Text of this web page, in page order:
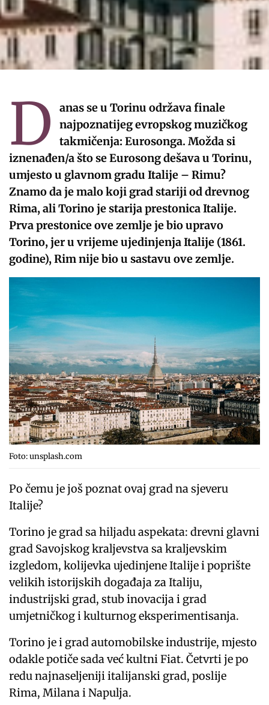
D
anas se u Torinu održava finale
najpoznatijeg evropskog muzičkog
takmičenja: Eurosonga. Možda si
iznenađen/a što se Eurosong dešava u Torinu,
umjesto u glavnom gradu Italije – Rimu?
Znamo da je malo koji grad stariji od drevnog
Rima, ali Torino je starija prestonica Italije.
Prva prestonice ove zemlje je bio upravo
Torino, jer u vrijeme ujedinjenja Italije (1861.
godine), Rim nije bio u sastavu ove zemlje.
Foto: unsplash.com
Po čemu je još poznat ovaj grad na sjeveru
Italije?
Torino je grad sa hiljadu aspekata: drevni glavni
grad Savojskog kraljevstva sa kraljevskim
izgledom, kolijevka ujedinjene Italije i poprište
velikih istorijskih događaja za Italiju,
industrijski grad, stub inovacija i grad
umjetničkog i kulturnog eksperimentisanja.
Torino je i grad automobilske industrije, mjesto
odakle potiče sada već kultni Fiat. Četvrti je po
redu najnaseljeniji italijanski grad, poslije
Rima, Milana i Napulja.